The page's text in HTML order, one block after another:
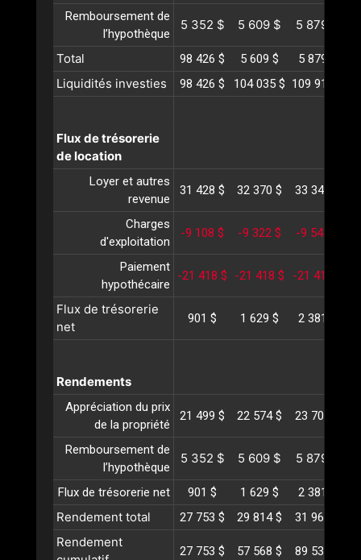
Remboursement de
l’hypothèque
5 352 $ 5 609 $ 5 879 $
Total 98 426 $ 5 609 $ 5 879 $
Liquidités investies 98 426 $ 104 035 $ 109 914 $
Flux de trésorerie
de location
Loyer et autres
revenue
31 428 $ 32 370 $ 33 341 $
Charges
d'exploitation
-9 108 $ -9 322 $ -9 542 $
Paiement
hypothécaire
-21 418 $ -21 418 $ -21 418 $
Flux de trésorerie
net
901 $ 1 629 $ 2 381 $
Rendements
Appréciation du prix
de la propriété
21 499 $ 22 574 $ 23 703 $
Remboursement de
l’hypothèque
5 352 $ 5 609 $ 5 879 $
Flux de trésorerie net 901 $ 1 629 $ 2 381 $
Rendement total 27 753 $ 29 814 $ 31 963 $
Rendement
27 753 $ 57 568 $ 89 532 $